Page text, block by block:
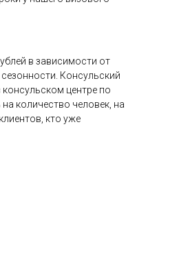
в зависимости от
Консульский
центре по
количество человек, на
кто уже